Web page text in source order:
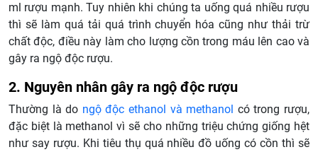
ml rượu mạnh. Tuy nhiên khi chúng ta uống quá nhiều rượu
thì sẽ làm quá tải quá trình chuyển hóa cũng như thải trừ
chất độc, điều này làm cho lượng cồn trong máu lên cao và
gây ra ngộ độc rượu.
2. Nguyên nhân gây ra ngộ độc rượu
Thường là do ngộ độc ethanol và methanol có trong rượu,
đặc biệt là methanol vì sẽ cho những triệu chứng giống hệt
như say rượu. Khi tiêu thụ quá nhiều đồ uống có cồn thì sẽ